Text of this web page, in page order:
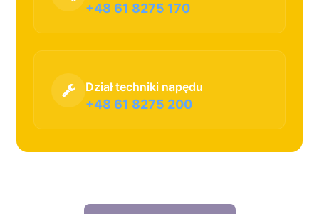
+48 61 8275 170
Dział techniki napędu
+48 61 8275 200